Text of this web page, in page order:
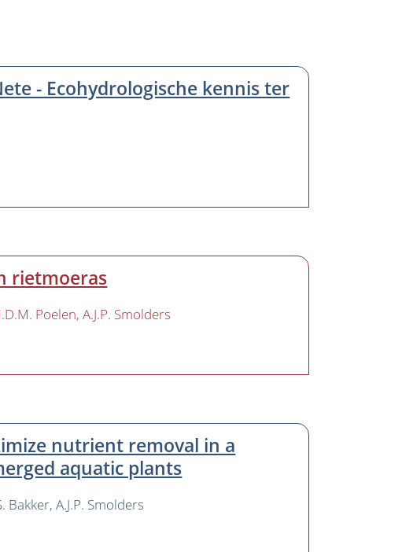
- Ecohydrologische kennis ter
rietmoeras
Poelen A.J.P. Smolders
nutrient removal in a
aquatic plants
Bakker A.J.P. Smolders